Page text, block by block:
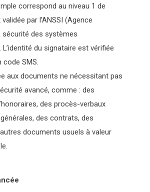
correspond au niveau 1 de
par l’ANSSI (Agence
sécurité des systèmes
du signataire est vérifiée
code SMS.
aux documents ne nécessitant pas
avancé, comme : des
des procès-verbaux
des contrats, des
documents usuels à valeur